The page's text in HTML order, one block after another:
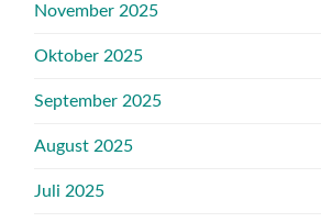
November 2025
Oktober 2025
September 2025
August 2025
Juli 2025